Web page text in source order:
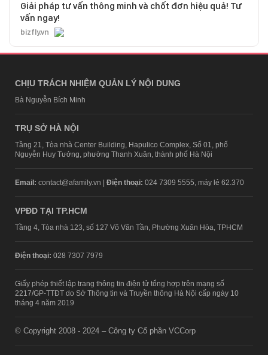
Giải pháp tư vấn thông minh và chốt đơn hiệu quả! Tư
vấn ngay!
bizfly.vn
CHỊU TRÁCH NHIỆM QUẢN LÝ NỘI DUNG
Bà Nguyễn Bích Minh
TRỤ SỞ HÀ NỘI
Tầng 21, Tòa nhà Center Building, Hapulico Complex, Số 01, phố
Nguyễn Huy Tưởng, phường Thanh Xuân, thành phố Hà Nội
Email: contact@afamily.vn | Điện thoại: 024 7309 5555, máy lẻ 62.370
VPĐD TẠI TP.HCM
Tầng 4, Tòa nhà 123, số 127 Võ Văn Tần, Phường Xuân Hòa, TPHCM
Điện thoại: 028 7307 7979
Giấy phép thiết lập trang thông tin điện tử tổng hợp trên mạng số
2217/GP-TTĐT do Sở Thông tin và Truyền thông Hà Nội cấp ngày 10
tháng 4 năm 2019
© Copyright 2008 - 2024 – Công ty Cổ phần VCCorp